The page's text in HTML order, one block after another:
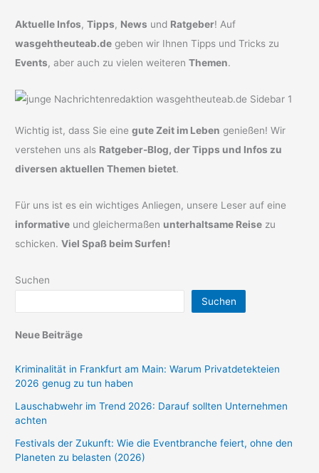
Aktuelle Infos,Tipps, News und Ratgeber! Auf
wasgehtheuteab.de geben wir Ihnen Tipps und Tricks zu
Events, aber auch zu vielen weiterenThemen.
Wichtig ist, dass Sie einegute Zeit im Leben genießen! Wir
verstehen uns als Ratgeber-Blog, der Tipps und Infos zu
diversen aktuellen Themen bietet.
Für uns ist es ein wichtiges Anliegen, unsere Leser auf eine
informative und gleichermaßen unterhaltsame Reise zu
schicken.Viel Spaß beim Surfen!
Suchen
Suchen
Neue Beiträge
Kriminalität in Frankfurt am Main: Warum Privatdetekteien
2026 genug zu tun haben
Lauschabwehr im Trend 2026: Darauf sollten Unternehmen
achten
Festivals der Zukunft: Wie die Eventbranche feiert, ohne den
Planeten zu belasten (2026)